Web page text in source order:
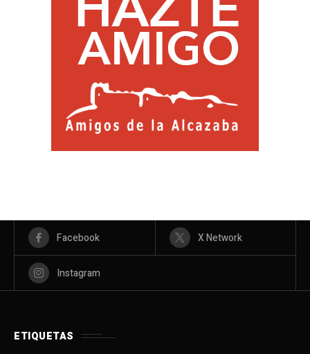
Facebook X Network
Instagram
ETIQUETAS